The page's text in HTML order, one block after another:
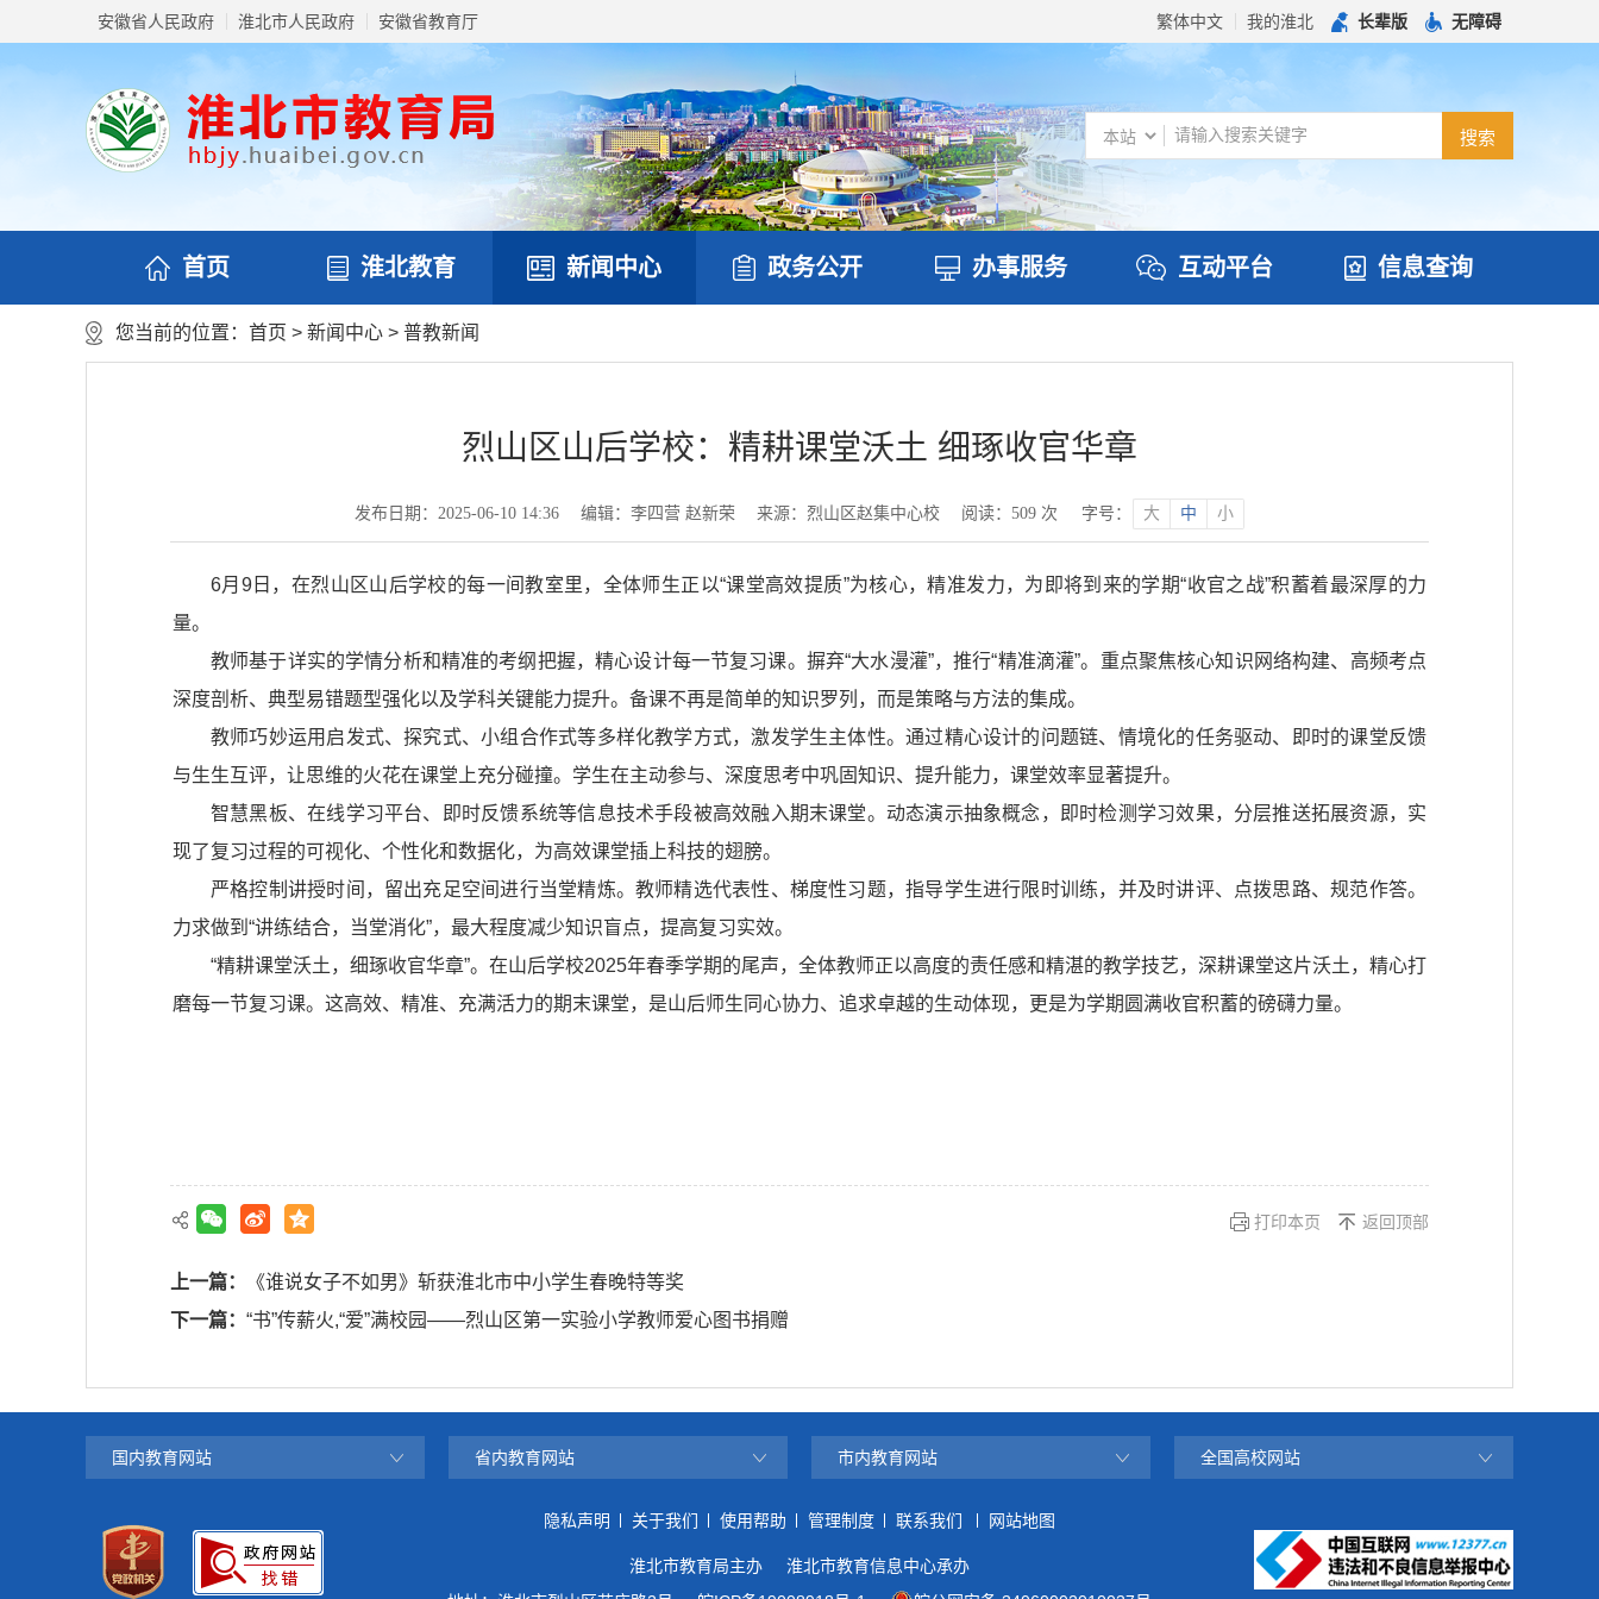
安徽省人民政府 淮北市人民政府 安徽省教育厅 繁体中文 我的淮北 长辈版 无障碍
首页 淮北教育 新闻中心 政务公开 办事服务 互动平台 信息查询
您当前的位置： 首页 > 新闻中心 > 普教新闻
烈山区山后学校：精耕课堂沃土 细琢收官华章
发布日期：2025-06-10 14:36 编辑：李四营 赵新荣 来源：烈山区赵集中心校 阅读： 509 次 字号： 大 中 小
6月9日，在烈山区山后学校的每一间教室里，全体师生正以“课堂高效提质”为核心，精准发力，为即将到来的学期“收官之战”积蓄着最深厚的力
量。
教师基于详实的学情分析和精准的考纲把握，精心设计每一节复习课。摒弃“大水漫灌”，推行“精准滴灌”。重点聚焦核心知识网络构建、高频考点
深度剖析、典型易错题型强化以及学科关键能力提升。备课不再是简单的知识罗列，而是策略与方法的集成。
教师巧妙运用启发式、探究式、小组合作式等多样化教学方式，激发学生主体性。通过精心设计的问题链、情境化的任务驱动、即时的课堂反馈
与生生互评，让思维的火花在课堂上充分碰撞。学生在主动参与、深度思考中巩固知识、提升能力，课堂效率显著提升。
智慧黑板、在线学习平台、即时反馈系统等信息技术手段被高效融入期末课堂。动态演示抽象概念，即时检测学习效果，分层推送拓展资源，实
现了复习过程的可视化、个性化和数据化，为高效课堂插上科技的翅膀。
严格控制讲授时间，留出充足空间进行当堂精炼。教师精选代表性、梯度性习题，指导学生进行限时训练，并及时讲评、点拨思路、规范作答。
力求做到“讲练结合，当堂消化”，最大程度减少知识盲点，提高复习实效。
“精耕课堂沃土，细琢收官华章”。在山后学校2025年春季学期的尾声，全体教师正以高度的责任感和精湛的教学技艺，深耕课堂这片沃土，精心打
磨每一节复习课。这高效、精准、充满活力的期末课堂，是山后师生同心协力、追求卓越的生动体现，更是为学期圆满收官积蓄的磅礴力量。
打印本页 返回顶部
上一篇：
《谁说女子不如男》斩获淮北市中小学生春晚特等奖
下一篇： “书”传薪火,“爱”满校园——烈山区第一实验小学教师爱心图书捐赠
国内教育网站 省内教育网站 市内教育网站 全国高校网站
隐私声明 关于我们 使用帮助 管理制度 联系我们 网站地图
淮北市教育局主办
淮北市教育信息中心承办